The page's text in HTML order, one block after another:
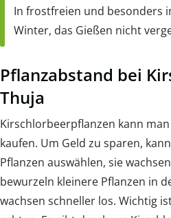
In frostfreien und besonders
Winter, das Gießen nicht
Pflanzabstand bei
Thuja
Kirschlorbeerpflanzen kann
kaufen. Um Geld zu sparen,
Pflanzen auswählen, sie
bewurzeln kleinere Pflanzen in
wachsen schneller los. Wichtig